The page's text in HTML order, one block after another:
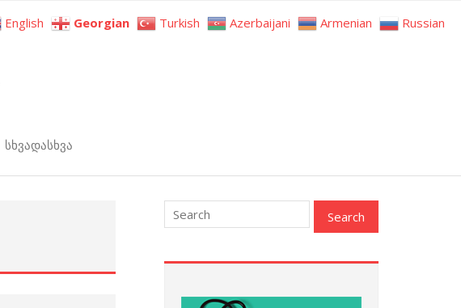
სხვადასხვა
English Georgian Turkish Azerbaijani Armenian Russian